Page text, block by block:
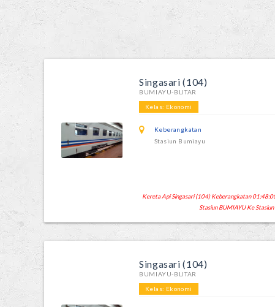
Singasari (104)
BUMIAYU-BLITAR
Kelas: Ekonomi
Keberangkatan
Stasiun Bumiayu
Kereta Api Singasari (104) Keberangkatan
Stasiun BUMIAYU Ke
Singasari (104)
BUMIAYU-BLITAR
Kelas: Ekonomi